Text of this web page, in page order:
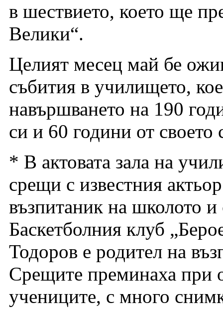
в шествието, което ще
Велики“.
Целият месец май бе
събития в училището,
навършването на 190
си и 60 години от своето
* В актовата зала на
срещи с известния
възпитаник на школото и
Баскетболния клуб
Тодоров е родител на
Срещите преминаха при
учениците, с много